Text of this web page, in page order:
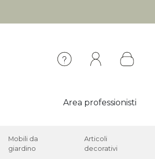
Area professionisti
Mobili da
giardino
Articoli
decorativi